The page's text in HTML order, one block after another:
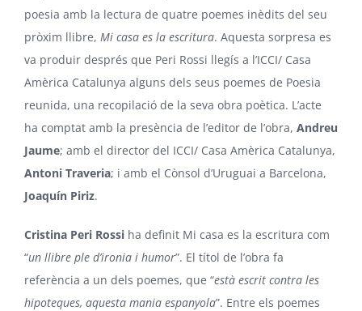
poesia amb la lectura de quatre poemes inèdits del seu
pròxim llibre, Mi casa es la escritura. Aquesta sorpresa es
va produir després que Peri Rossi llegís a l’ICCI/ Casa
Amèrica Catalunya alguns dels seus poemes de Poesia
reunida, una recopilació de la seva obra poètica. L’acte
ha comptat amb la presència de l’editor de l’obra, Andreu
Jaume; amb el director del ICCI/ Casa Amèrica Catalunya,
Antoni Traveria; i amb el Cònsol d’Uruguai a Barcelona,
Joaquín Piriz.
Cristina Peri Rossi ha definit Mi casa es la escritura com
“un llibre ple d’ironia i humor”. El títol de l’obra fa
referència a un dels poemes, que “està escrit contra les
hipoteques, aquesta mania espanyola”. Entre els poemes